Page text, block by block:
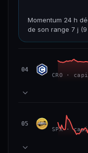
Momentum 24 h
de son range 7 j
3,6 Md$
VAR. 7 J
−84,0 %
04 CRO Cronos
CRO ·
TECHNIQUE
VOLUME
NEWS
05 SPX SPX6900
SPX ·